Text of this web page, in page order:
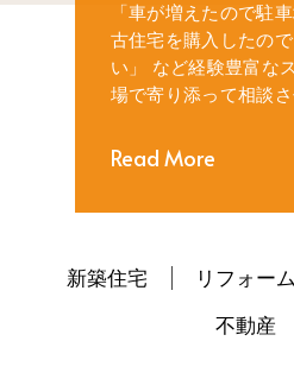
「車が増えたので駐
古住宅を購入したの
い」
など経験豊富な
場で寄り添って相談さ
Read More
新築住宅 リフォーム
不動産